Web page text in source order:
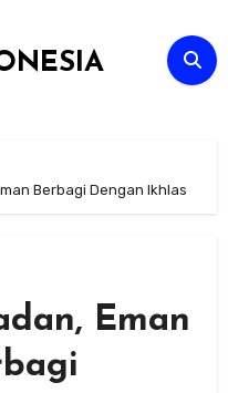
Berbagi Dengan Ikhlas
Eman